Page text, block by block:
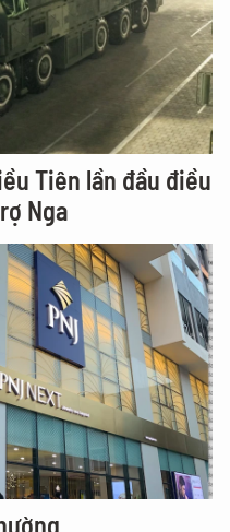
Tiên lần đầu điều
Nga